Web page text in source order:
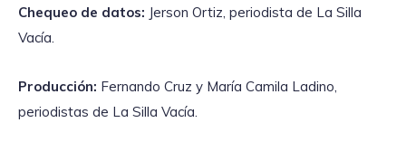
Chequeo de datos: Jerson Ortiz, periodista de La Silla
Vacía.
Producción: Fernando Cruz y María Camila Ladino,
periodistas de La Silla Vacía.